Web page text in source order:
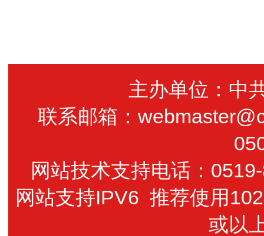
主办单位：中
联系邮箱：
网站技术支持电话：
网站支持IPV6 推荐使用
或以